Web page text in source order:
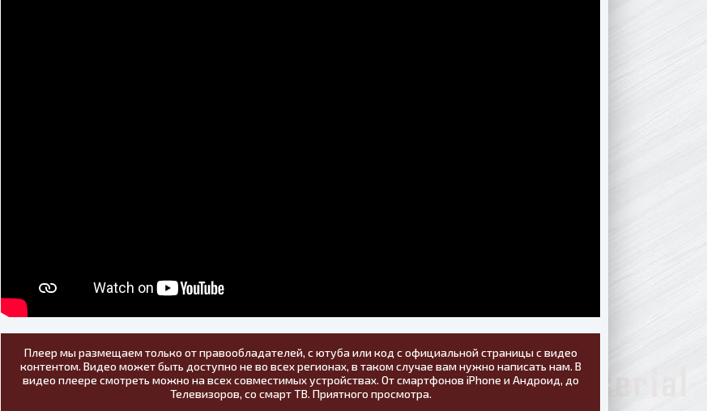
Плеер мы размещаем только от правообладателей, с ютуба или код с официальной страницы с видео
контентом. Видео может быть доступно не во всех регионах, в таком случае вам нужно написать нам. В
видео плеере смотреть можно на всех совместимых устройствах. От смартфонов iPhone и Андроид, до
Телевизоров, со смарт ТВ. Приятного просмотра.